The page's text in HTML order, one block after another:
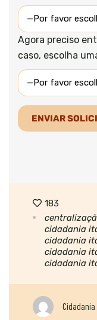
Agora preciso
caso, escolha
183
cidadania
cidadania
cidadania
cidadania
Cidadania